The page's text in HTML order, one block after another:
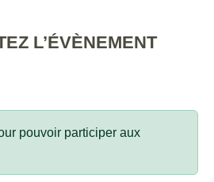
L’ÉVÈNEMENT
pouvoir participer aux